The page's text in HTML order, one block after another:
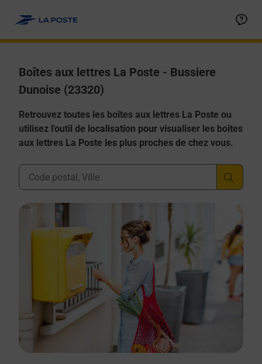
Boîtes aux lettres La Poste - Bussiere
Dunoise (23320)
Retrouvez toutes les boîtes aux lettres La Poste ou
utilisez l'outil de localisation pour visualiser les boîtes
aux lettres La Poste les plus proches de chez vous.
Ville, Département, Code Postal